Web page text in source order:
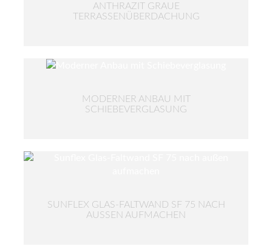
ANTHRAZIT GRAUE
TERRASSENÜBERDACHUNG
MODERNER ANBAU MIT
SCHIEBEVERGLASUNG
SUNFLEX GLAS-FALTWAND SF 75 NACH
AUSSEN AUFMACHEN